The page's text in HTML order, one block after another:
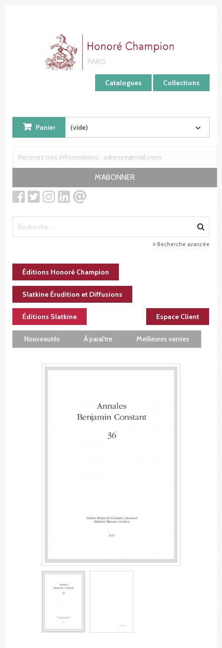
Catalogues Collections
Panier (vide)
M'ABONNER
Recherche avancée
Éditions Honoré Champion
Slatkine Érudition et Diffusions
Éditions Slatkine Espace Client
Nouveautés À paraître Meilleures ventes